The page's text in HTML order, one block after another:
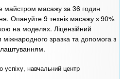
майстром масажу за 36 годин
Опануйте 9 технік масажу з 90%
на моделях. Ліцензійний
зразка та допомога з
навчальний центр